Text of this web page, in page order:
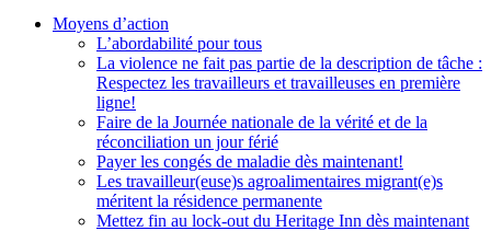
Moyens d’action
L’abordabilité pour tous
La violence ne fait pas partie de la description de tâche :
Respectez les travailleurs et travailleuses en première
ligne!
Faire de la Journée nationale de la vérité et de la
réconciliation un jour férié
Payer les congés de maladie dès maintenant!
Les travailleur(euse)s agroalimentaires migrant(e)s
méritent la résidence permanente
Mettez fin au lock-out du Heritage Inn dès maintenant